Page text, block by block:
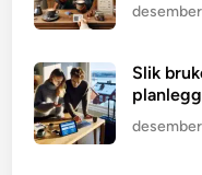
Slik